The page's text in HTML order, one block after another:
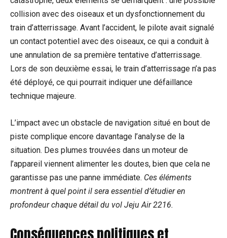
collision avec des oiseaux et un dysfonctionnement du
train d’atterrissage. Avant l’accident, le pilote avait signalé
un contact potentiel avec des oiseaux, ce qui a conduit à
une annulation de sa première tentative d’atterrissage.
Lors de son deuxième essai, le train d’atterrissage n’a pas
été déployé, ce qui pourrait indiquer une défaillance
technique majeure.
L’impact avec un obstacle de navigation situé en bout de
piste complique encore davantage l’analyse de la
situation. Des plumes trouvées dans un moteur de
l’appareil viennent alimenter les doutes, bien que cela ne
garantisse pas une panne immédiate. Ces éléments
montrent à quel point il sera essentiel d’étudier en
profondeur chaque détail du vol Jeju Air 2216.